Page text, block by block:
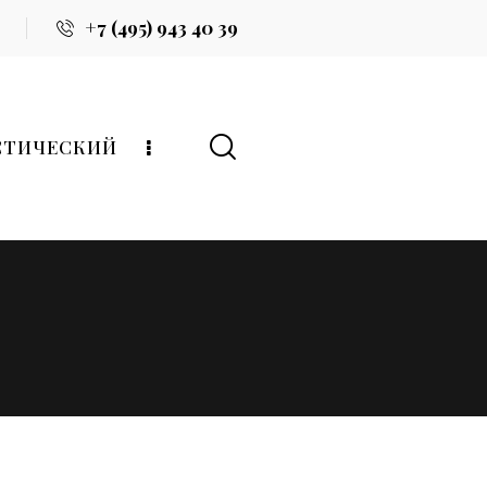
+7 (495) 943 40 39